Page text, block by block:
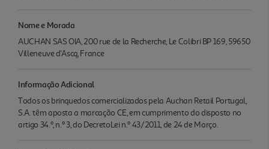
Nome e Morada
AUCHAN SAS OIA, 200 rue de la Recherche, Le Colibri BP 169, 59650
Villeneuve d'Ascq, France
Informação Adicional
Todos os brinquedos comercializados pela Auchan Retail Portugal,
S.A. têm aposta a marcação CE, em cumprimento do disposto no
artigo 34.º, n.º 3, do DecretoLei n.º 43/2011, de 24 de Março.